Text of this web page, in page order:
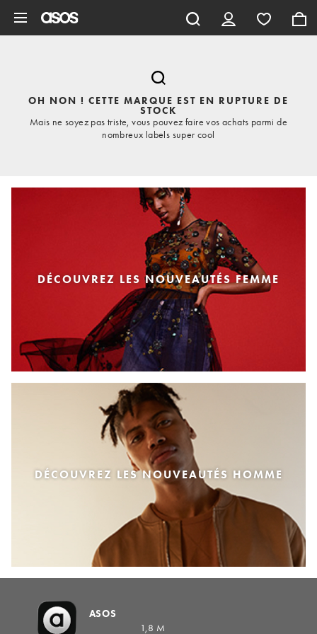
OH NON ! CETTE MARQUE EST EN RUPTURE DE
STOCK
Mais ne soyez pas triste, vous pouvez faire vos achats parmi de
nombreux labels super cool
DÉCOUVREZ LES NOUVEAUTÉS FEMME
DÉCOUVREZ LES NOUVEAUTÉS HOMME
ASOS
1,8 M